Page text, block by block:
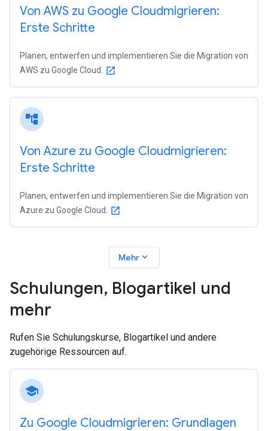
Von AWS zu Google Cloudmigrieren:
Erste Schritte
Planen, entwerfen und implementieren Sie die Migration von
AWS zu Google Cloud.
open_in_new
account_tree
Von Azure zu Google Cloudmigrieren:
Erste Schritte
Planen, entwerfen und implementieren Sie die Migration von
Azure zu Google Cloud.
open_in_new
Mehrexpand_more
Schulungen, Blogartikel und
mehr
Rufen Sie Schulungskurse, Blogartikel und andere
zugehörige Ressourcen auf.
school
Zu Google Cloudmigrieren: Grundlagen